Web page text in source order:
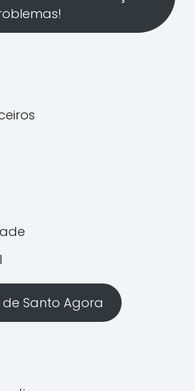
Santo Agora